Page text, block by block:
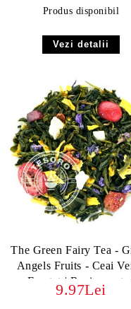
Produs disponibil
Vezi detalii
The Green Fairy Tea -
Angels Fruits - Ceai
Fructat | Revigorant
Exotic
9.97Lei